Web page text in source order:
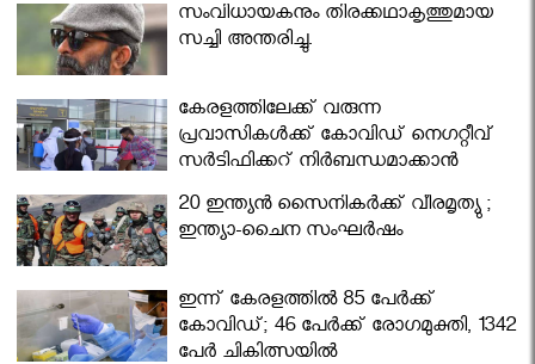
സംവിധായകനും തിരക്കഥാകൃത്തുമായ
സച്ചി അന്തരിച്ചു.
കേരളത്തിലേക്ക് വരുന്ന
പ്രവാസികള്‍ക്ക് കോവിഡ് നെഗറ്റീവ്
സര്‍ട്ടിഫിക്കറ്റ് നിർബന്ധമാക്കാൻ
മന്ത്രിസഭ
20 ഇന്ത്യൻ സൈനികർക്ക് വീരമൃത്യു ;
ഇന്ത്യാ-ചൈന സംഘർഷം
ഇന്ന് കേരളത്തിൽ 85 പേർക്ക്
കോവിഡ്; 46 പേർക്ക് രോഗമുക്തി, 1342
പേർ ചികിത്സയിൽ